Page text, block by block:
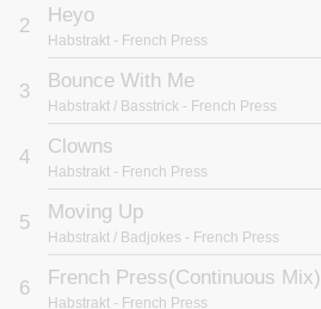
2 Heyo
Habstrakt - French Press
3 Bounce With Me
Habstrakt / Basstrick - French Press
4 Clowns
Habstrakt - French Press
5 Moving Up
Habstrakt / Badjokes - French Press
6 French Press(Continuous Mix)
Habstrakt - French Press